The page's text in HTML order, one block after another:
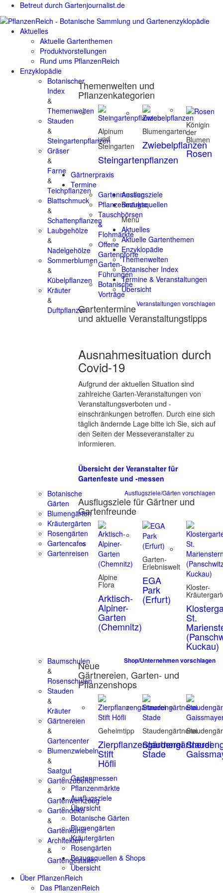
Betreut durch Gartenjournalist.de
Aktuelles
Aktuelle Gartenthemen
Produktvorstellungen
Rund ums PflanzenReich
Enzyklopädie
Botanischer
Index
&
Themenwelten
Stauden
&
Steingartenpflanzen
Gräser
&
Farne
&
Teichpflanzen
Blattschmuck
&
Schattenpflanzen
Laubgehölze
&
Nadelgehölze
Sommerblumen
&
Kübelpflanzen
Kräuter
&
Duftpflanzen
Themenwelten und
Pflanzenkategorien
Alpinum
und
Steingarten
Steingartenpflanzen
Blumengarten
Zwiebelpflanzen
Königin
der
Blumen
Rosen
Gärtnerpraxis
Termine
Gartenmessen
Pflanzenmärkte
Tauschbörsen
&
Flohmärkte
Offene
Gartenpforte
Garten-
Führungen
Botanische
Vorträge
Veranstaltungen vorschlagen
Gartentermine
und aktuelle Veranstaltungstipps
Ausnahmesituation durch
Covid-19
Aufgrund der aktuellen Situation sind
zahlreiche Garten-Veranstaltungen von
Veranstaltungsverboten und -
einschränkungen betroffen. Durch eine sich
täglich ändernde Lage bitte ich Sie, sich auf
den Seiten der Messeveranstalter zu
informieren.
Übersicht der Veranstalter für
Gartenfeste und -messen
Ausflugsziele
Botanische
Gärten
Blumengärten
Kräutergärten
Rosengärten
Gartencafes
Gartenreisen
Ausflugsziele/Gärten vorschlagen
Ausflugsziele für Gärtner und
Gartenfreunde
Alpine
Flora
Arktisch-
Alpiner-
Garten
(Chemnitz)
Garten-
Erlebniswelt
EGA
Park
(Erfurt)
Kloster-
St.
Kuckau)
Bezugsquellen
Baumschulen
&
Rosenschulen
Stauden
&
Kräuter
Gärtnereien
&
Gartencenter
Blumenzwiebeln
&
Saatgut
Gartenzubehör
&
Gartenwerkzeug
Gartendeko
&
Gartenkunst
Architekten
&
Gartengestalter
Shop/Unternehmen vorschlagen
Neue
Gärtnereien, Garten- und
Pflanzenshops
Geheimtipp
Zierpflanzengärtnerei
Stift
Höfli
Staudengärtnerei
Staudengärtnerei
Stade
Menü
Aktuelles
Aktuelle Gartenthemen
Enzyklopädie
Themenwelten
Botanischer Index
Termine & Veranstaltungen
Übersicht
Gartenmessen
Pflanzenmärkte
Ausflugsziele
Übersicht
Botanische Gärten
Blumengärten
Kräutergärten
Rosengärten
Bezugsquellen & Shops
Übersicht
Über PflanzenReich
Das PflanzenReich